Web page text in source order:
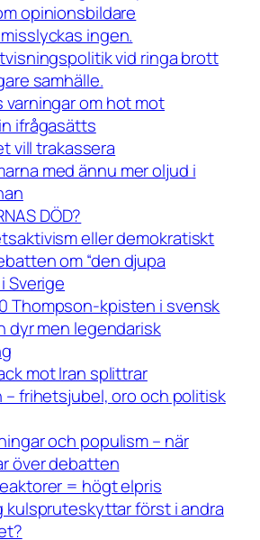
opinionsbildare
ingen.
vid ringa brott
samhälle.
varningar om hot mot
ifrågasätts
vill trakassera
med ännu mer oljud i
DÖD?
eller demokratiskt
om “den djupa
Sverige
Thompson-kpisten i svensk
dyr men legendarisk
mot Iran splittrar
– frihetsjubel, oro och politisk
och populism – när
över debatten
= högt elpris
kulspruteskyttar först i andra